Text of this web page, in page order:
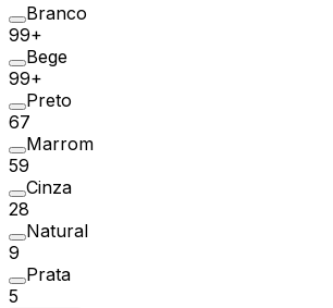
Branco
99+
Bege
99+
Preto
67
Marrom
59
Cinza
28
Natural
9
Prata
5